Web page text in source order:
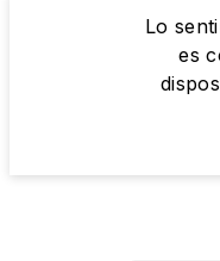
Lo
es